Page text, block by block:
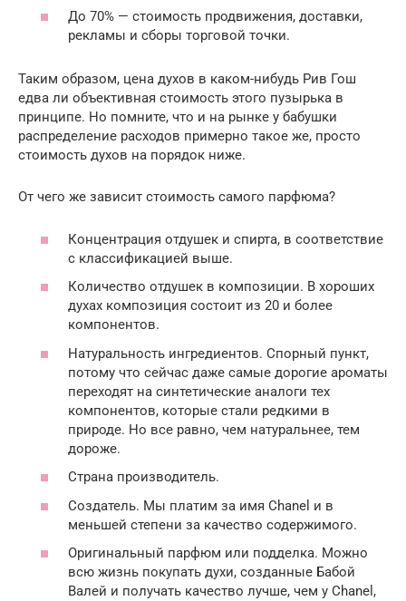
До 70% — стоимость продвижения, доставки,
рекламы и сборы торговой точки.
Таким образом, цена духов в каком-нибудь Рив Гош
едва ли объективная стоимость этого пузырька в
принципе. Но помните, что и на рынке у бабушки
распределение расходов примерно такое же, просто
стоимость духов на порядок ниже.
От чего же зависит стоимость самого парфюма?
Концентрация отдушек и спирта, в соответствие
с классификацией выше.
Количество отдушек в композиции. В хороших
духах композиция состоит из 20 и более
компонентов.
Натуральность ингредиентов. Спорный пункт,
потому что сейчас даже самые дорогие ароматы
переходят на синтетические аналоги тех
компонентов, которые стали редкими в
природе. Но все равно, чем натуральнее, тем
дороже.
Страна производитель.
Создатель. Мы платим за имя Chanel и в
меньшей степени за качество содержимого.
Оригинальный парфюм или подделка. Можно
всю жизнь покупать духи, созданные Бабой
Валей и получать качество лучше, чем у Chanel,